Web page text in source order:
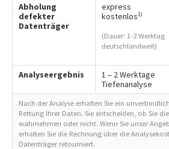
Abholung
defekter
Datenträger
express
kostenlos1)
(Dauer: 1-2 Werktag
deutschlandweit)
Analyseergebnis
1 – 2 Werktage
Tiefenanalyse
Nach der Analyse erhalten Sie ein
Rettung Ihrer Daten. Sie entscheiden, ob Sie
wahrnehmen oder nicht. Wenn Sie unser
erhalten Sie die Rechnung über die
Datenträger retourniert.